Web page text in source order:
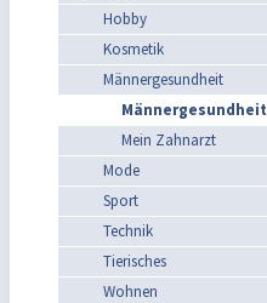
Hobby
Kosmetik
Männergesundheit
Männergesundheit
Mein Zahnarzt
Mode
Sport
Technik
Tierisches
Wohnen